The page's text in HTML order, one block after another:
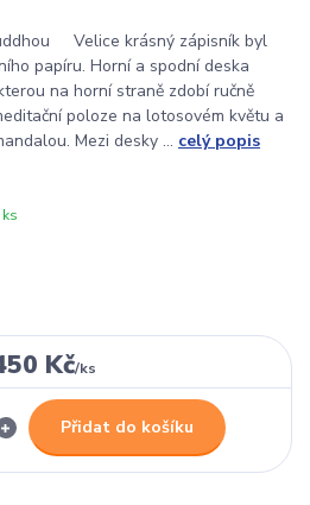
Velice krásný zápisník byl
papíru. Horní a spodní deska
na horní straně zdobí ručně
poloze na lotosovém květu a
Mezi desky ... celý popis
Kč/ks
Přidat do košíku